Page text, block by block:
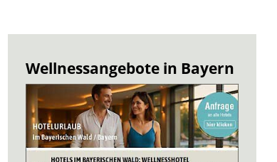
Wellnessangebote in Bayern